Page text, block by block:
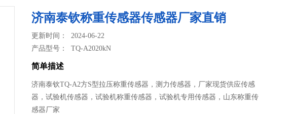
济南泰钦称重传感器传感器厂家直销
更新时间： 2024-06-22
产品型号：TQ-A2020kN
简单描述
济南泰钦TQ-A2方S型拉压称重传感器，测力传感器，厂家现货供应传感
器，试验机传感器，试验机称重传感器，试验机专用传感器，山东称重传
感器厂家